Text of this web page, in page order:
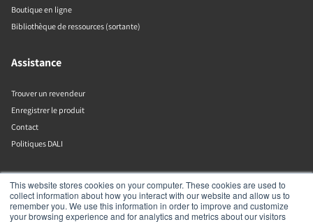
This website stores cookies on your computer. These cookies are used to
collect information about how you interact with our website and allow us to
remember you. We use this information in order to improve and customize
your browsing experience and for analytics and metrics about our visitors
Boutique en ligne
Bibliothèque de ressources (sortante)
Assistance
Trouver un revendeur
Enregistrer le produit
Contact
Politiques DALI
DALI A/S
Dali Allé 1